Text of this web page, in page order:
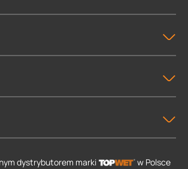
dystrybutorem marki w Polsce